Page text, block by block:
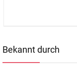
Bekannt durch